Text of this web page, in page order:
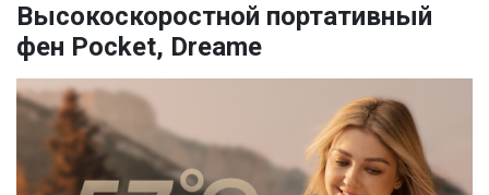
Высокоскоростной портативный
фен Pocket, Dreame